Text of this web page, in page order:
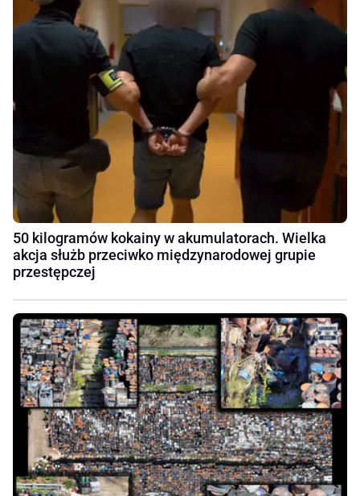
50 kilogramów kokainy w akumulatorach. Wielka
akcja służb przeciwko międzynarodowej grupie
przestępczej